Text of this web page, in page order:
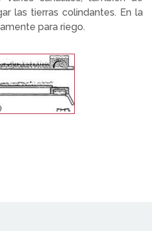
las tierras colindantes. En la
para riego.